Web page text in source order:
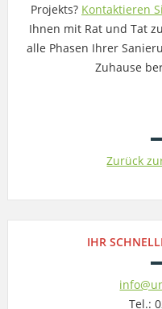
Projekts? Kontaktieren
Ihnen mit Rat und Tat
alle Phasen Ihrer
Zuhause
Zurück
IHR
Tel.: